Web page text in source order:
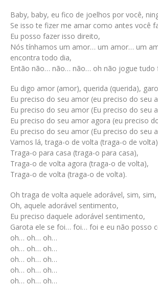
Baby, baby, eu fico de joelhos por você,
Se isso te fizer me amar como antes você
Eu posso fazer isso direito,
Nós tínhamos um amor… um amor… um
encontra todo dia,
Então não… não… não… oh não jogue tudo
Eu digo amor (amor), querida (querida),
Eu preciso do seu amor (eu preciso do seu
Eu preciso do seu amor (Eu preciso do seu
Eu preciso do seu amor agora (eu preciso
Eu preciso do seu amor (Eu preciso do seu
Vamos lá, traga-o de volta (traga-o de
Traga-o para casa (traga-o para casa),
Traga-o de volta agora (traga-o de volta),
Traga-o de volta (traga-o de volta).
Oh traga de volta aquele adorável, sim, sim,
Oh, aquele adorável sentimento,
Eu preciso daquele adorável sentimento,
Garota ele se foi… foi… foi e eu não posso
oh… oh… oh…
oh… oh… oh…
oh… oh… oh…
oh… oh… oh…
oh… oh… oh…